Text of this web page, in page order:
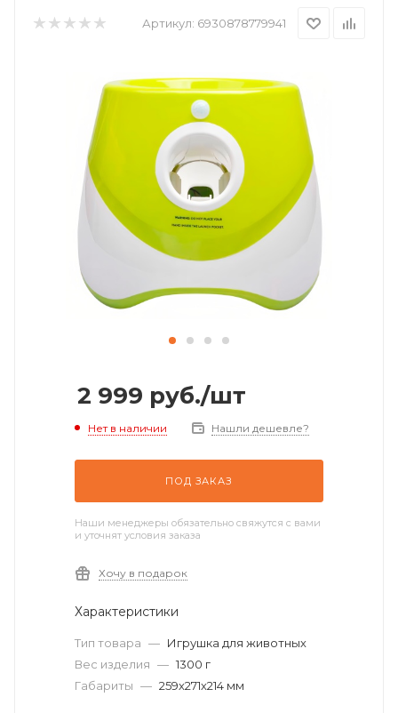
Артикул: 6930878779941
2 999 руб./шт
Нет в наличии Нашли дешевле?
ПОД ЗАКАЗ
Наши менеджеры обязательно свяжутся с вами
и уточнят условия заказа
Хочу в подарок
Характеристики
Тип товара — Игрушка для животных
Вес изделия — 1300 г
Габариты — 259х271х214 мм